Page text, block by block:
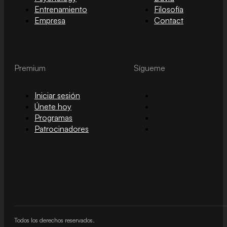
Entrenamiento
Empresa
Filosofía
Contact
Premium
Iniciar sesión
Únete hoy
Programas
Patrocinadores
Sígueme
Todos los derechos reservados.